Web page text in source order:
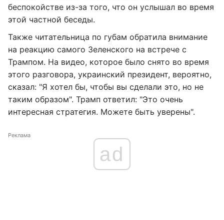
беспокойстве из-за того, что он услышал во время
этой частной беседы.
Также читательница по губам обратила внимание
на реакцию самого Зеленского на встрече с
Трампом. На видео, которое было снято во время
этого разговора, украинский президент, вероятно,
сказал: "Я хотел бы, чтобы вы сделали это, но не
таким образом". Трамп ответил: "Это очень
интересная стратегия. Можете быть уверены".
Реклама
ad